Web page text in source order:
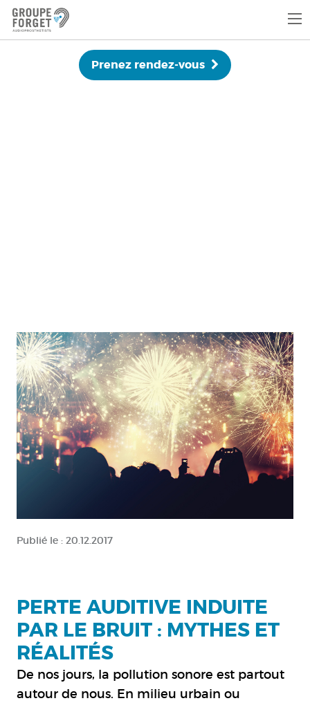
Prenez rendez-vous
Publié le : 20.12.2017
PERTE AUDITIVE INDUITE
PAR LE BRUIT : MYTHES ET
RÉALITÉS
De nos jours, la pollution sonore est partout
autour de nous. En milieu urbain ou